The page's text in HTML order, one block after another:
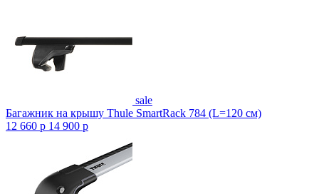
sale
Багажник на крышу Thule SmartRack 784 (L=120 см)
12 660 p 14 900 p